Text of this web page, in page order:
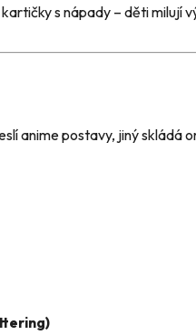
s nápady – děti milují
anime postavy, jiný